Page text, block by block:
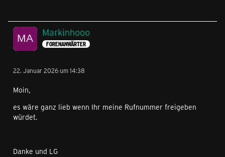
Markinhooo
FORENANWÄRTER
22. Januar 2026 um 14:38
Moin,
es wäre ganz lieb wenn Ihr meine Rufnummer freigeben
würdet.
Danke und LG